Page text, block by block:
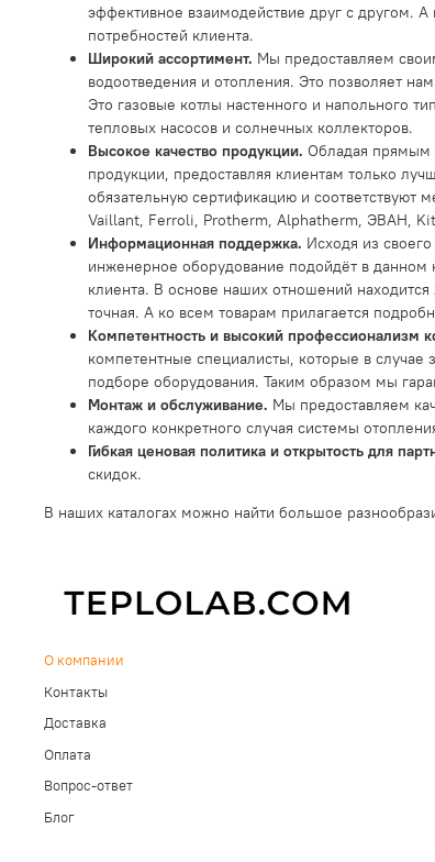
эффективное взаимодействие друг с другом.
потребностей клиента.
Широкий ассортимент. Мы предоставляем
водоотведения и отопления. Это позволяет
Это газовые котлы настенного и напольного
тепловых насосов и солнечных коллекторов.
Высокое качество продукции. Обладая прямым
продукции, предоставляя клиентам только
обязательную сертификацию и
Vaillant, Ferroli, Protherm, Alphatherm, ЭВАН,
Информационная поддержка. Исходя из
инженерное оборудование подойдёт в данном
клиента. В основе наших отношений
точная. А ко всем товарам прилагается
Компетентность и высокий профессионализм
компетентные специалисты, которые в
подборе оборудования. Таким образом мы
Монтаж и обслуживание. Мы предоставляем
каждого конкретного случая системы
Гибкая ценовая политика и открытость для
скидок.
В наших каталогах можно найти большое
О компании
Контакты
Доставка
Оплата
Вопрос-ответ
Блог